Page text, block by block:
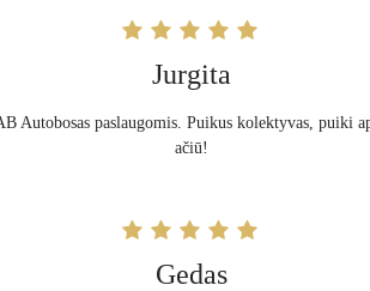
Jurgita
Autobosas paslaugomis. Puikus kolektyvas, puiki
ačiū!
Gedas